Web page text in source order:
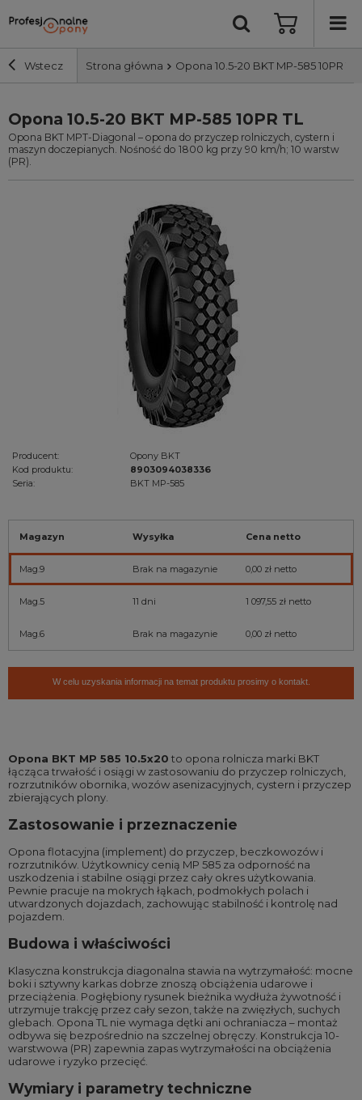
Wstecz Strona główna Opona 10.5-20 BKT MP-585 10PR TL
Szerokość i profil
Średnica
Wyszukaj
Opona 10.5-20 BKT MP-585 10PR TL
Opona BKT MPT-Diagonal – opona do przyczep rolniczych, cystern i
maszyn doczepianych. Nośność do 1800 kg przy 90 km/h; 10 warstw
(PR).
Producent:
Opony BKT
Kod produktu:
8903094038336
Seria:
BKT MP-585
Magazyn Wysyłka Cena netto
Mag.9 Brak na magazynie 0,00 złnetto
Mag.5 11 dni 1 097,55 złnetto
Mag.6 Brak na magazynie 0,00 złnetto
W celu uzyskania informacji na temat produktu prosimy o kontakt.
Opona BKT MP 585 10.5x20 to opona rolnicza marki BKT
łącząca trwałość i osiągi w zastosowaniu do przyczep rolniczych,
rozrzutników obornika, wozów asenizacyjnych, cystern i przyczep
zbierających plony.
Zastosowanie i przeznaczenie
Opona flotacyjna (implement) do przyczep, beczkowozów i
rozrzutników. Użytkownicy cenią MP 585 za odporność na
uszkodzenia i stabilne osiągi przez cały okres użytkowania.
Pewnie pracuje na mokrych łąkach, podmokłych polach i
utwardzonych dojazdach, zachowując stabilność i kontrolę nad
pojazdem.
Budowa i właściwości
Klasyczna konstrukcja diagonalna stawia na wytrzymałość: mocne
boki i sztywny karkas dobrze znoszą obciążenia udarowe i
przeciążenia. Pogłębiony rysunek bieżnika wydłuża żywotność i
utrzymuje trakcję przez cały sezon, także na zwięzłych, suchych
glebach. Opona TL nie wymaga dętki ani ochraniacza – montaż
odbywa się bezpośrednio na szczelnej obręczy. Konstrukcja 10-
warstwowa (PR) zapewnia zapas wytrzymałości na obciążenia
udarowe i ryzyko przecięć.
Wymiary i parametry techniczne